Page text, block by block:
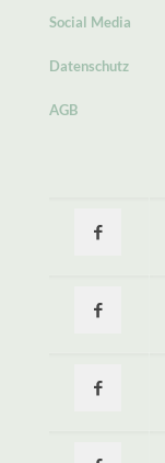
Social Media
Datenschutz
AGB